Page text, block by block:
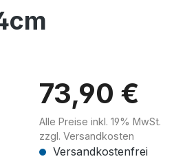
73,90 €
Alle Preise inkl. 19% MwSt.
zzgl. Versandkosten
Versandkostenfrei